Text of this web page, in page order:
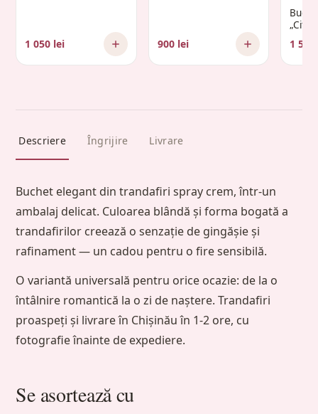
1 050 lei 900 lei 1
Descriere Îngrijire Livrare
Buchet elegant din trandafiri spray crem, într-un
ambalaj delicat. Culoarea blândă și forma bogată a
trandafirilor creează o senzație de gingășie și
rafinament — un cadou pentru o fire sensibilă.
O variantă universală pentru orice ocazie: de la o
întâlnire romantică la o zi de naștere. Trandafiri
proaspeți și livrare în Chișinău în 1-2 ore, cu
fotografie înainte de expediere.
Se asortează cu